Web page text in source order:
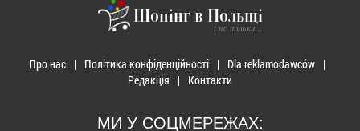
Шопінг в Польщі
і не тільки...
Про нас Політика конфіденційності
Dla reklamodawców
Редакція
Контакти
МИ У СОЦМЕРЕЖАХ: